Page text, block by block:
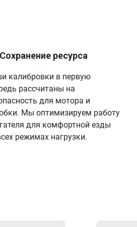
Сохранение ресурса
калибровки в первую
рассчитаны на
для мотора и
Мы оптимизируем работу
для комфортной езды
режимах нагрузки.